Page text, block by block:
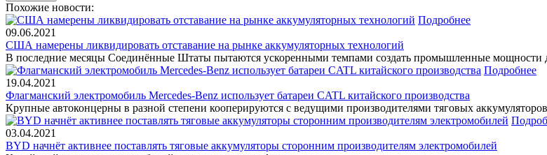
Похожие новости:
Подробнее
09.06.2021
США намерены ликвидировать отставание на рынке аккумуляторных технологий
В последние месяцы Соединённые Штаты пытаются ускоренными темпами создать промышленные мощности
Подробнее
19.04.2021
Флагманский электромобиль Mercedes-Benz использует батареи CATL китайского производства
Крупные автоконцерны в разной степени кооперируются с ведущими производителями тяговых
03.04.2021
BYD начнёт активнее поставлять тяговые аккумуляторы сторонним производителям электромобилей